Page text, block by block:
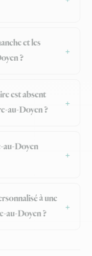
et les
?
est absent
au-Doyen ?
au-Doyen
à une
au-Doyen ?